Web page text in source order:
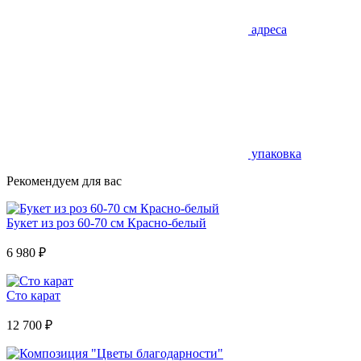
адреса
упаковка
Рекомендуем для вас
Букет из роз 60-70 см Красно-белый
6 980 ₽
Сто карат
12 700 ₽